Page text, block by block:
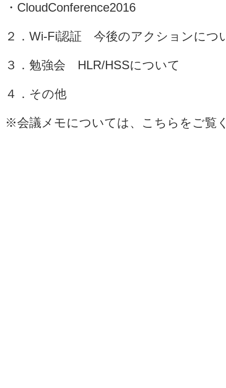
・CloudConference2016
２．Wi-Fi認証 今後のアクションにつ
３．勉強会 HLR/HSSについて
４．その他
※会議メモについては、 こちら をご覧